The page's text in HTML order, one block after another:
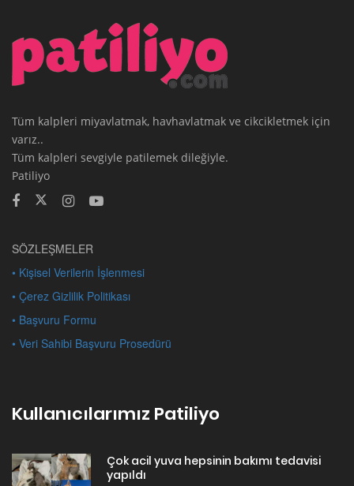
Tüm kalpleri miyavlatmak, havhavlatmak ve cikcikletmek için
varız..
Tüm kalpleri sevgiyle patilemek dileğiyle.
Patiliyo
SÖZLEŞMELER
• Kişisel Verilerin İşlenmesi
• Çerez Gizlilik Politikası
• Başvuru Formu
• Veri Sahibi Başvuru Prosedürü
Kullanıcılarımız Patiliyo
Çok acil yuva hepsinin bakımı tedavisi
yapıldı